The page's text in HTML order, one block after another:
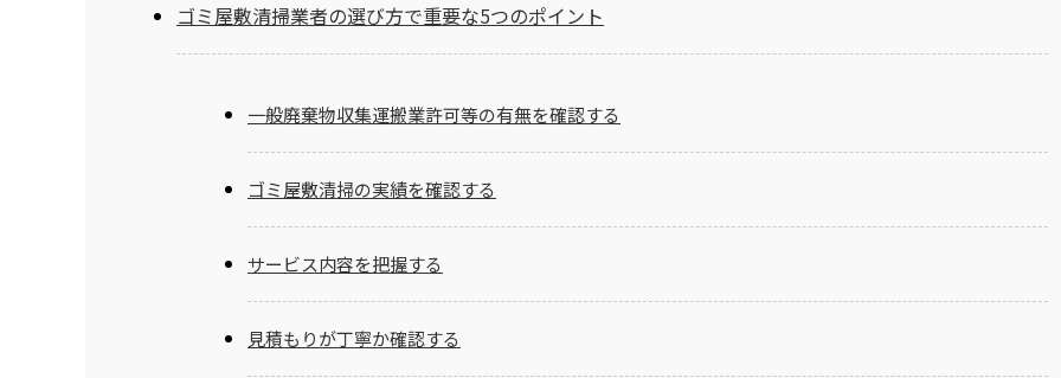
ゴミ屋敷清掃業者の選び方で重要な5つのポイント
一般廃棄物収集運搬業許可等の有無を確認する
ゴミ屋敷清掃の実績を確認する
サービス内容を把握する
見積もりが丁寧か確認する